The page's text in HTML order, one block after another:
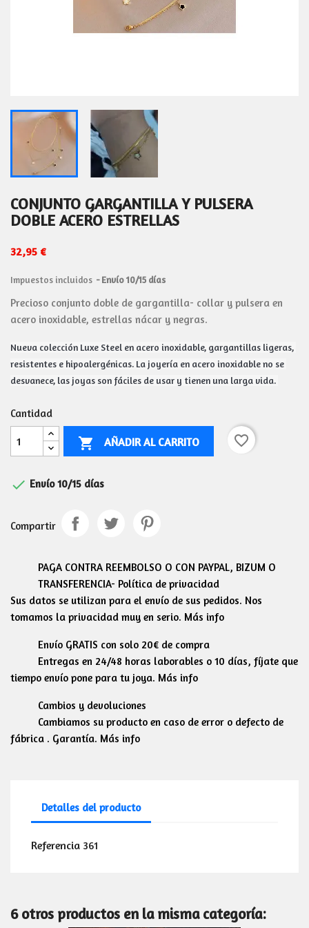
CONJUNTO GARGANTILLA Y PULSERA
DOBLE ACERO ESTRELLAS
32,95 €
Impuestos incluidos Envío 10/15 días
Precioso conjunto doble de gargantilla- collar y pulsera en
acero inoxidable, estrellas nácar y negras.
Nueva colección Luxe Steel en acero inoxidable, gargantillas ligeras,
resistentes e hipoalergénicas. La joyería en acero inoxidable no se
desvanece, las joyas son fáciles de usar y tienen una larga vida.
Cantidad
 AÑADIR AL CARRITO favorite_border
 Envío 10/15 días
Compartir
PAGA CONTRA REEMBOLSO O CON PAYPAL, BIZUM O
TRANSFERENCIA- Política de privacidad
Sus datos se utilizan para el envío de sus pedidos. Nos
tomamos la privacidad muy en serio. Más info
Envío GRATIS con solo 20€ de compra
Entregas en 24/48 horas laborables o 10 días, fíjate que
tiempo envío pone para tu joya. Más info
Cambios y devoluciones
Cambiamos su producto en caso de error o defecto de
fábrica . Garantía. Más info
Detalles del producto
Referencia 361
6 otros productos en la misma categoría: